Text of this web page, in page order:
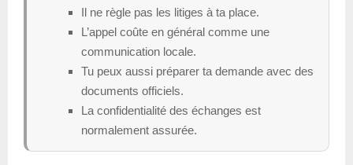
Il ne règle pas les litiges à ta place.
L’appel coûte en général comme une
communication locale.
Tu peux aussi préparer ta demande avec des
documents officiels.
La confidentialité des échanges est
normalement assurée.